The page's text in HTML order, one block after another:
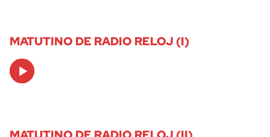
MATUTINO DE RADIO RELOJ (I)
Audio
Player